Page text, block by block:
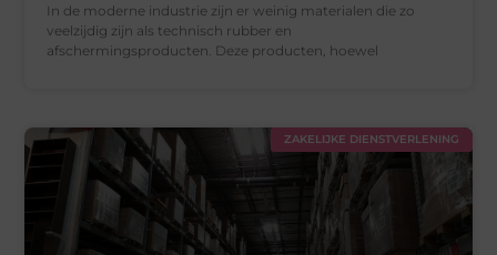
In de moderne industrie zijn er weinig materialen die zo
veelzijdig zijn als technisch rubber en
afschermingsproducten. Deze producten, hoewel
ZAKELIJKE DIENSTVERLENING